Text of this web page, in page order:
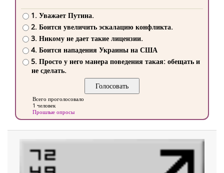
1. Уважает Путина.
2. Боится увеличить эскалацию конфликта.
3. Никому не дает такие лицензии.
4. Боится нападения Украины на США
5. Просто у него манера поведения такая: обещать и
не сделать.
Всего проголосовало
1 человек
Прошлые опросы